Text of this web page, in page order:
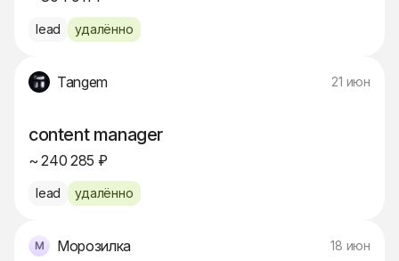
lead удалённо
Tangem 21 июн
content manager
~ 240 285 ₽
lead удалённо
Морозилка 18 июн